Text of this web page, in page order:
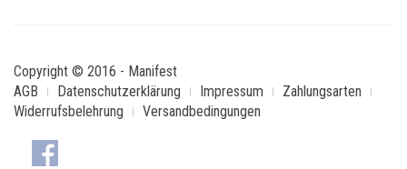
Copyright © 2016 - Manifest
AGB
Datenschutzerklärung Impressum
Zahlungsarten
Widerrufsbelehrung
Versandbedingungen